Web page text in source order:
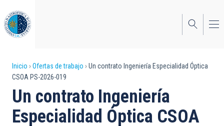
al
contenido
principal
Sobrescribir
enlaces
de
ayuda
Inicio Ofertas de trabajo
Un contrato Ingeniería Especialidad Óptica
CSOA PS-2026-019
Un contrato Ingeniería
Especialidad Óptica CSOA